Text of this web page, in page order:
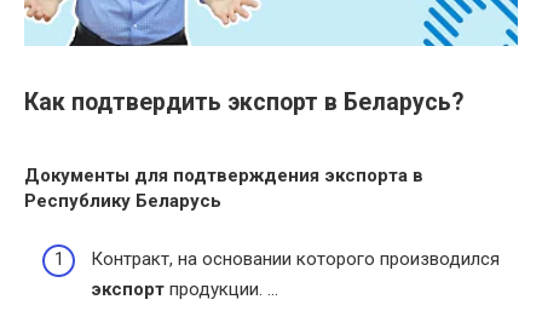
Как подтвердить экспорт в Беларусь?
Документы для подтверждения экспорта в
Республику Беларусь
Контракт, на основании которого производился
экспорт продукции. …